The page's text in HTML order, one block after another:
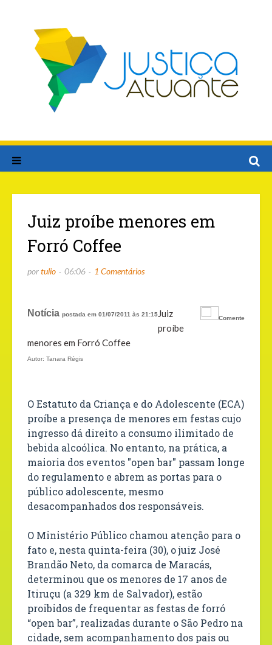
Juiz proíbe menores em
Forró Coffee
portulio 06:06 1 Comentários
Notícia postada em 01/07/2011 às 21:15
Comente
Juiz
proíbe
menores em Forró Coffee
Autor: Tanara Régis
O Estatuto da Criança e do Adolescente (ECA)
proíbe a presença de menores em festas cujo
ingresso dá direito a consumo ilimitado de
bebida alcoólica. No entanto, na prática, a
maioria dos eventos "open bar" passam longe
do regulamento e abrem as portas para o
público adolescente, mesmo
desacompanhados dos responsáveis.
O Ministério Público chamou atenção para o
fato e, nesta quinta-feira (30), o juiz José
Brandão Neto, da comarca de Maracás,
determinou que os menores de 17 anos de
Itiruçu (a 329 km de Salvador), estão
proibidos de frequentar as festas de forró
“open bar”, realizadas durante o São Pedro na
cidade, sem acompanhamento dos pais ou